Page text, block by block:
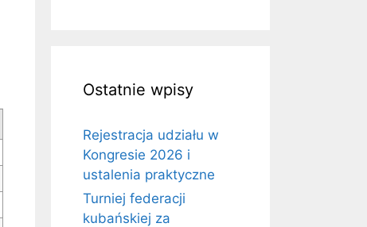
Ostatnie wpisy
Rejestracja udziału w
Kongresie 2026 i
ustalenia praktyczne
Turniej federacji
kubańskiej za